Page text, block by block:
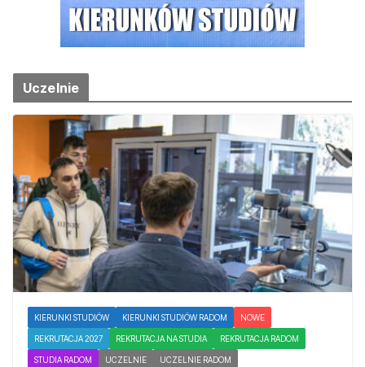
Uczelnie
KIERUNKI STUDIÓW KIERUNKI STUDIÓW RADOM NOWE
REKRUTACJA 2027 REKRUTACJA NA STUDIA REKRUTACJA RADOM
STUDIA RADOM UCZELNIE UCZELNIE RADOM